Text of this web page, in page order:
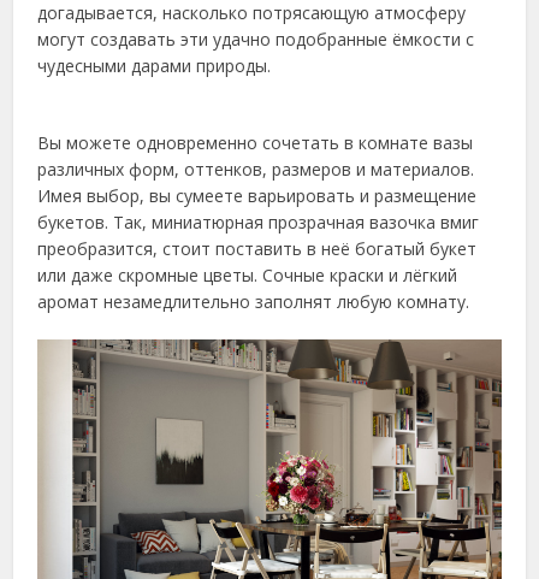
догадывается, насколько потрясающую атмосферу
могут создавать эти удачно подобранные ёмкости с
чудесными дарами природы.
Вы можете одновременно сочетать в комнате вазы
различных форм, оттенков, размеров и материалов.
Имея выбор, вы сумеете варьировать и размещение
букетов. Так, миниатюрная прозрачная вазочка вмиг
преобразится, стоит поставить в неё богатый букет
или даже скромные цветы. Сочные краски и лёгкий
аромат незамедлительно заполнят любую комнату.